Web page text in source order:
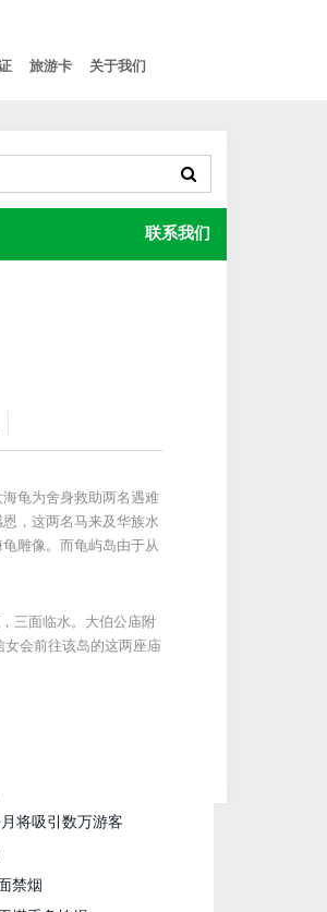
旅游卡 关于我们
联系我们
龟为舍身救助两名遇难
，这两名马来及华族水
雕像。而龟屿岛由于从
三面临水。大伯公庙附
会前往该岛的这两座庙
将吸引数万游客
禁烟